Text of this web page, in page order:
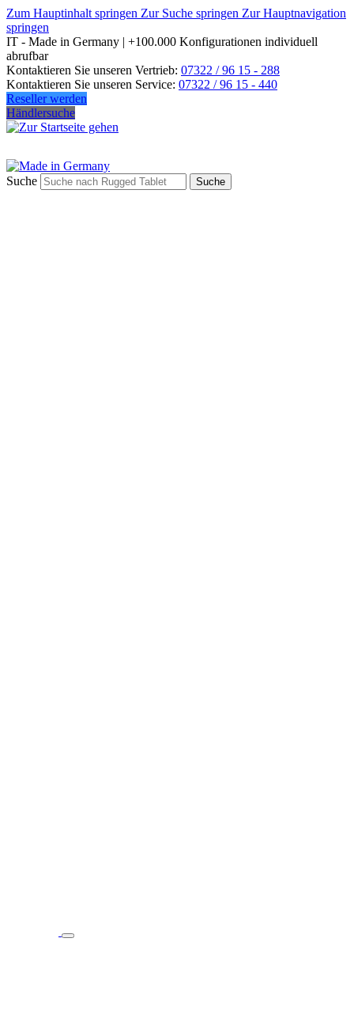
Zum Hauptinhalt springen Zur Suche springen Zur Hauptnavigation
springen
IT - Made in Germany | +100.000 Konfigurationen individuell
abrufbar
Kontaktieren Sie unseren Vertrieb: 07322 / 96 15 - 288
Kontaktieren Sie unseren Service: 07322 / 96 15 - 440
Reseller werden
Händlersuche
Suche Suche